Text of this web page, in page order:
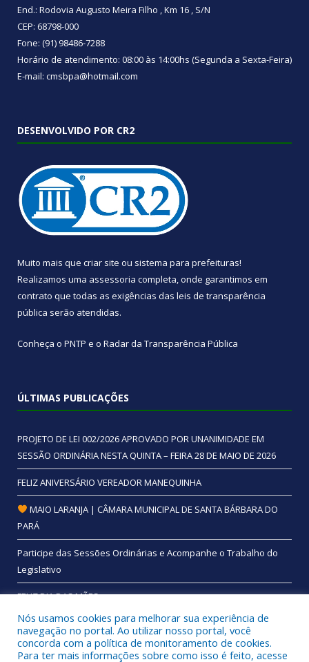
End.: Rodovia Augusto Meira Filho , Km 16 , S/N
CEP: 68798-000
Fone: (91) 98486-7288
Horário de atendimento: 08:00 às 14:00hs (Segunda a Sexta-Feira)
E-mail: cmsbpa@hotmail.com
DESENVOLVIDO POR CR2
Muito mais que criar site ou sistema para prefeituras!
Realizamos uma assessoria completa, onde garantimos em
contrato que todas as exigências das leis de transparência
pública serão atendidas.
Conheça o PNTP e o Radar da Transparência Pública
ÚLTIMAS PUBLICAÇÕES
PROJETO DE LEI 002/2026 APROVADO POR UNANIMIDADE EM
SESSÃO ORDINÁRIA NESTA QUINTA – FEIRA 28 DE MAIO DE 2026
FELIZ ANIVERSÁRIO VEREADOR MANEQUINHA
MAIO LARANJA | CÂMARA MUNICIPAL DE SANTA BÁRBARA DO
PARÁ
Participe das Sessões Ordinárias e Acompanhe o Trabalho do
Legislativo
FELIZ DIA DAS MÃES
Nós usamos cookies para melhorar sua experiência de
navegação no portal. Ao utilizar nosso portal, você
concorda com a política de monitoramento de cookies.
Para ter mais informações sobre como isso é feito, acesse